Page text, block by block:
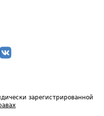
зарегистрированной